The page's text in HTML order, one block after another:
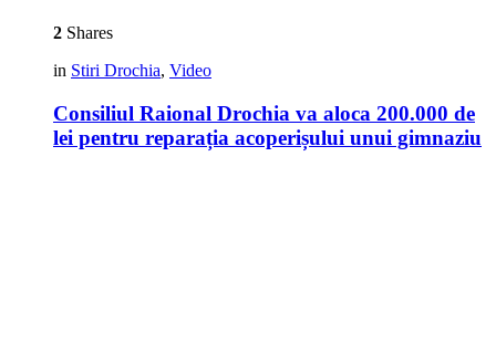
2 Shares
in Stiri Drochia, Video
Consiliul Raional Drochia va aloca 200.000 de
lei pentru reparația acoperișului unui gimnaziu